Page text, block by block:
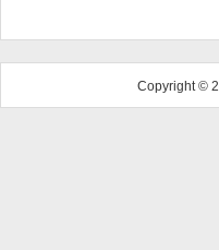
Copyright ©